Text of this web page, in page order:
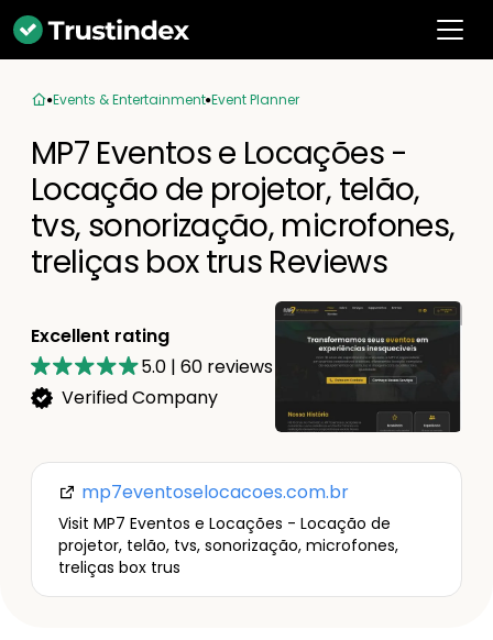
Events & Entertainment Event Planner
MP7 Eventos e Locações -
Locação de projetor, telão,
tvs, sonorização, microfones,
treliças box trus Reviews
Excellent rating
5.0 | 60 reviews
Verified Company
mp7eventoselocacoes.com.br
Visit MP7 Eventos e Locações - Locação de
projetor, telão, tvs, sonorização, microfones,
treliças box trus